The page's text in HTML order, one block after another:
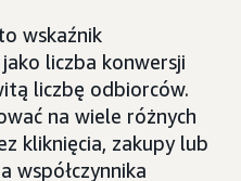
wskaźnik
liczba konwersji
liczbę odbiorców.
na wiele różnych
kliknięcia, zakupy lub
współczynnika